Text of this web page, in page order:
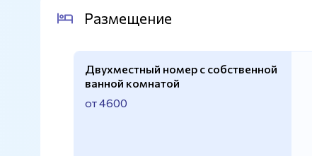
Натуральный газон
Джакузи
Размещение
Двухместный номер с собственной
ванной комнатой
от 4600